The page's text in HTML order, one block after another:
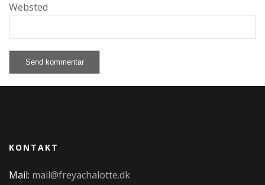
Websted
KONTAKT
Mail: mail@freyachalotte.dk